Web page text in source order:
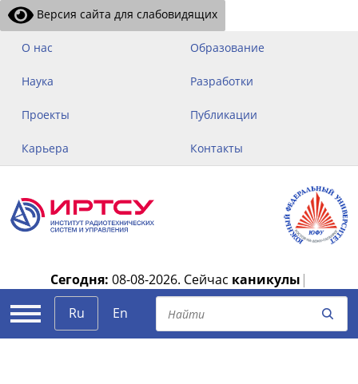
Версия сайта для слабовидящих
О нас Образование
Наука Разработки
Проекты Публикации
Карьера Контакты
Сегодня: 08-08-2026. Сейчас каникулы |
Ru
En